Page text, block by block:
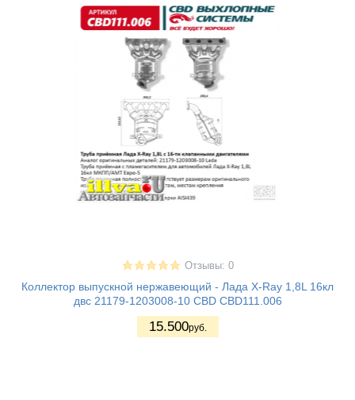
Отзывы: 0
Коллектор выпускной нержавеющий - Лада X-Ray 1,8L 16кл
двс 21179-1203008-10 CBD CBD111.006
15.500руб.